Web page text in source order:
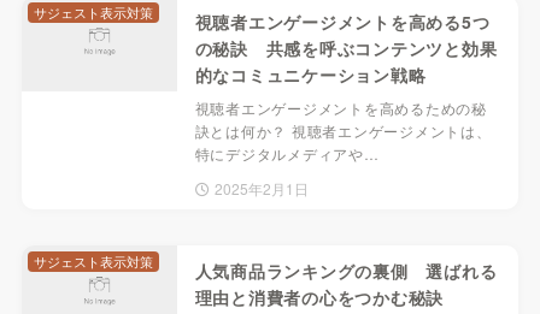
視聴者エンゲージメントを高める5つ
の秘訣 共感を呼ぶコンテンツと効果
的なコミュニケーション戦略
視聴者エンゲージメントを高めるための秘
訣とは何か？ 視聴者エンゲージメントは、
特にデジタルメディアや…
2025年2月1日
サジェスト表示対策
人気商品ランキングの裏側 選ばれる
理由と消費者の心をつかむ秘訣
サジェスト表示対策